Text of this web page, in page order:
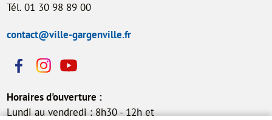
Tél. 01 30 98 89 00
contact@ville-gargenville.fr
Horaires d'ouverture :
Lundi au vendredi : 8h30 - 12h et